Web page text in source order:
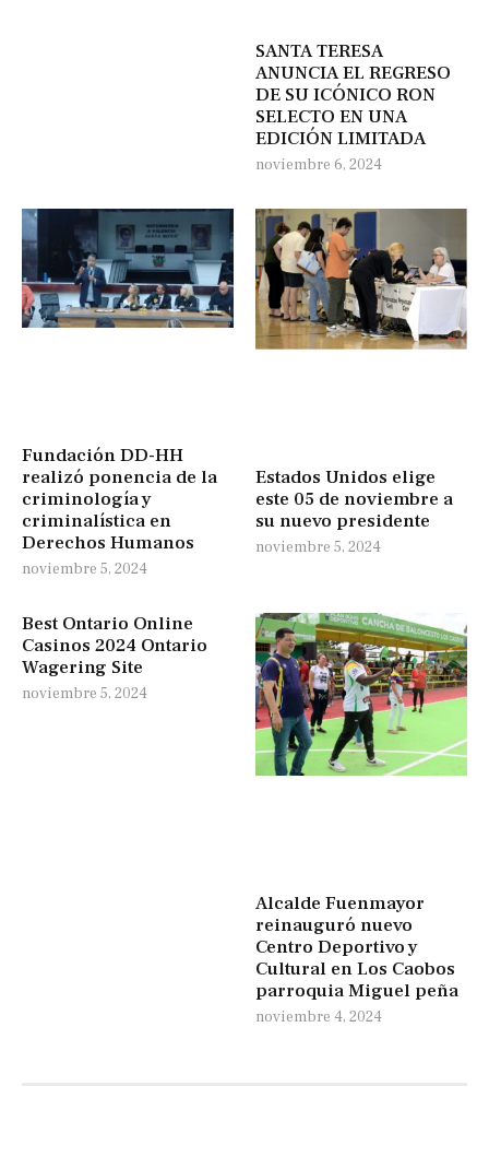
SANTA TERESA
ANUNCIA EL REGRESO
DE SU ICÓNICO RON
SELECTO EN UNA
EDICIÓN LIMITADA
noviembre 6, 2024
Fundación DD-HH
realizó ponencia de la
criminología y
criminalística en
Derechos Humanos
noviembre 5, 2024
Estados Unidos elige
este 05 de noviembre a
su nuevo presidente
noviembre 5, 2024
Best Ontario Online
Casinos 2024 Ontario
Wagering Site
noviembre 5, 2024
Alcalde Fuenmayor
reinauguró nuevo
Centro Deportivo y
Cultural en Los Caobos
parroquia Miguel peña
noviembre 4, 2024